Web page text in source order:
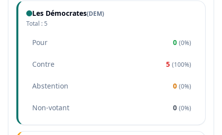
Les Démocrates(DEM)
Total : 5
Pour 0 (0%)
Contre 5 (100%)
Abstention 0 (0%)
Non-votant 0 (0%)